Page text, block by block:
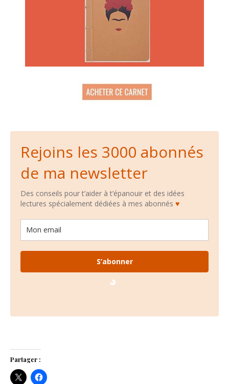
Rejoins les 3000 abonnés
de ma newsletter
Des conseils pour t’aider à t’épanouir et des idées
lectures spécialement dédiées à mes abonnés ♥
S’abonner
Partager :